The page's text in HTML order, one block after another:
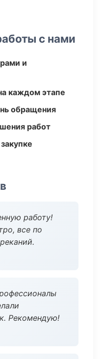
с нами
и
каждом этапе
обращения
работ
работу!
все по
Рекомендую!